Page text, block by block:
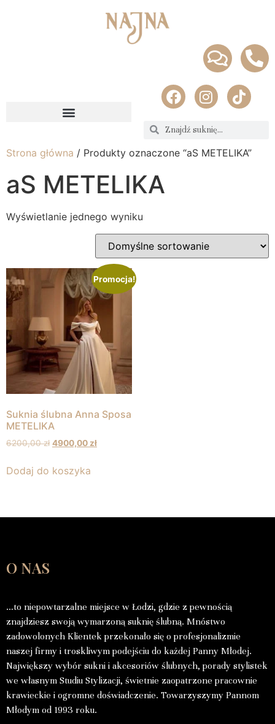
Strona główna / Produkty oznaczone “aS METELIKA”
aS METELIKA
Wyświetlanie jednego wyniku
Promocja!
Suknia ślubna Anna Sposa
METELIKA
6200,00zł 4900,00zł
Dodaj do koszyka
O NAS
…to niepowtarzalne miejsce w Łodzi, gdzie z pewnością
znajdziesz swoją wymarzoną suknię ślubną. Mnóstwo
zadowolonych Klientek przekonało się o profesjonalizmie
naszej firmy i troskliwym podejściu do każdej Panny Młodej.
Największy wybór sukni i akcesoriów ślubnych, porady stylistek
we własnym Studiu Stylizacji, świetnie zaopatrzone pracownie
krawieckie i ogromne doświadczenie. Towarzyszymy Pannom
Młodym od 1993 roku.